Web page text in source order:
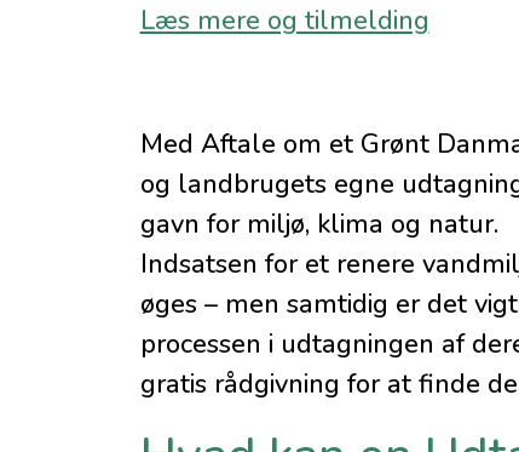
Læs mere og tilmelding
Med Aftale om et Grønt
og landbrugets egne
gavn for miljø, klima og natur.
Indsatsen for et renere
øges – men samtidig er det
processen i udtagningen af
gratis rådgivning for at finde